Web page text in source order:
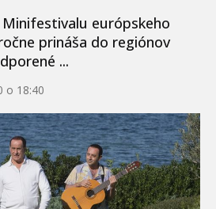
európskeho
prináša do regiónov
...
o 18:40